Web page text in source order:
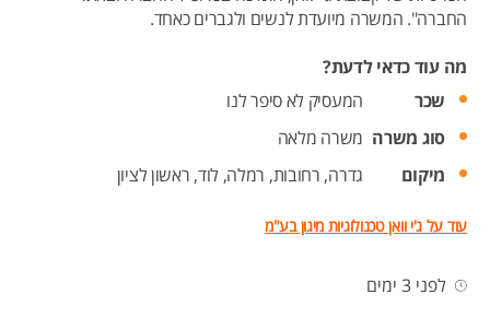
החברה". המשרה מיועדת לנשים ולגברים כאחד.
מה עוד כדאי לדעת?
שכר
המעסיק לא סיפר לנו
סוג משרה משרה מלאה
מיקום
גדרה, רחובות, רמלה,לוד, ראשון לציון
עוד על ג'י וואן טכנולוגיות מיגון בע"מ
לפני 3 ימים